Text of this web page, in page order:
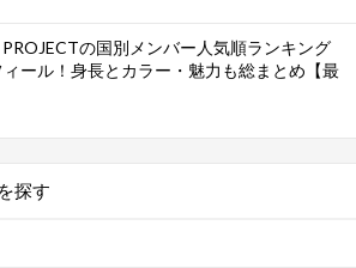
PROJECTの国別メンバー人気順ランキング
ィール！身長とカラー・魅力も総まとめ【最
探す